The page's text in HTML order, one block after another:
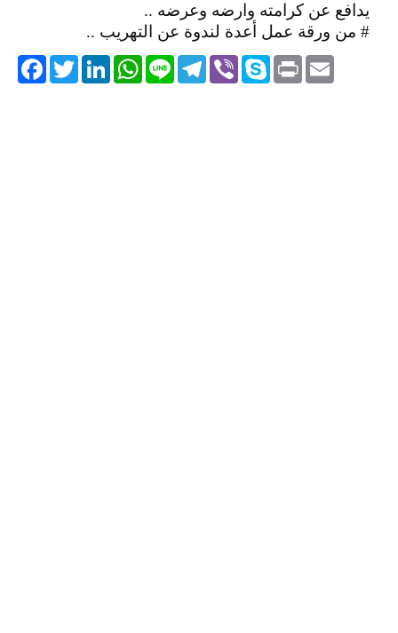
يدافع عن كرامته وارضه وعرضه ..
# من ورقة عمل أعدة لندوة عن التهريب ..
TwitterLinkedIn
WhatsApp Line
Telegram ViberSkype PrintEmail